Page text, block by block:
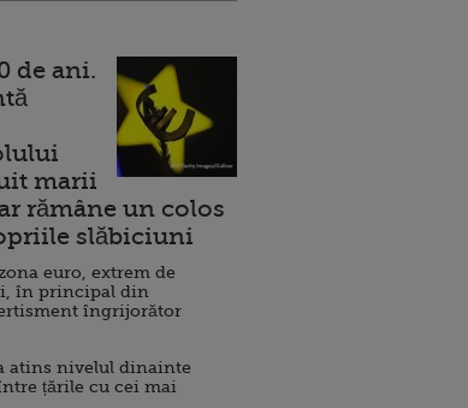
de ani.
marii
rămâne un colos
slăbiciuni
euro, extrem de
în principal din
îngrijorător
atins nivelul dinainte
țările cu cei mai